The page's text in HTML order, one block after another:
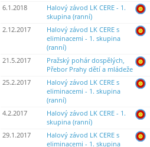
6.1.2018
Halový závod LK CERE - 1.
skupina (ranní)
2.12.2017
Halový závod LK CERE s
eliminacemi - 1. skupina
(ranní)
21.5.2017
Pražský pohár dospělých,
Přebor Prahy dětí a mládeže
25.2.2017
Halový závod LK CERE s
eliminacemi - 1. skupina
(ranní)
4.2.2017
Halový závod LK CERE - 1.
skupina (ranní)
29.1.2017
Halový závod LK CERE s
eliminacemi - 1. skupina